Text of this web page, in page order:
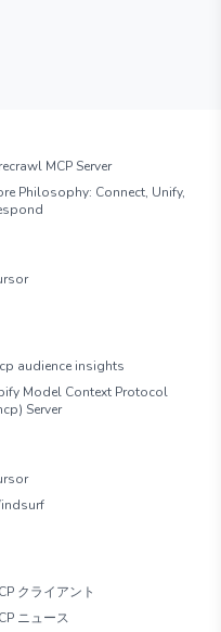
MCP Server
Philosophy: Connect, Unify,
audience insights
Model Context Protocol
Server
クライアント
ニュース